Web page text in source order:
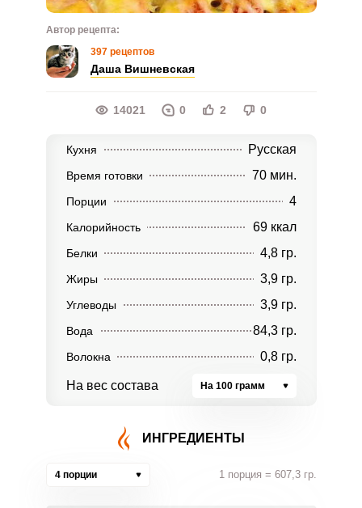
Автор рецепта:
397 рецептов
Даша Вишневская
14021 0 2 0
Кухня Русская
Время готовки 70 мин.
Порции 4
Калорийность 69 ккал
Белки 4,8 гр.
Жиры 3,9 гр.
Углеводы 3,9 гр.
Вода 84,3 гр.
Волокна 0,8 гр.
На вес состава На 100 грамм
ИНГРЕДИЕНТЫ
4 порции 1 порция = 607,3 гр.